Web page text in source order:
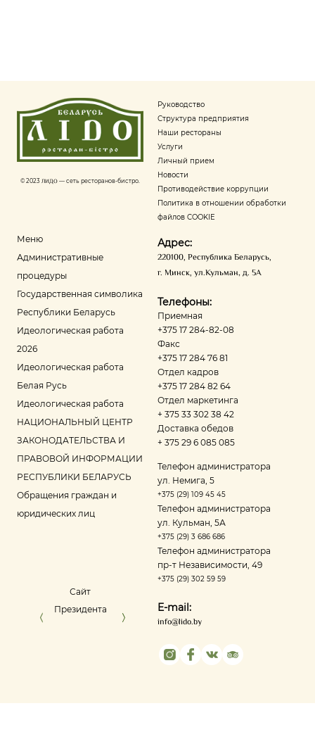
© 2023 ЛИДО — сеть ресторанов-бистро.
Меню
Административные
процедуры
Государственная символика
Республики Беларусь
Идеологическая работа
2026
Идеологическая работа
Белая Русь
Идеологическая работа
НАЦИОНАЛЬНЫЙ ЦЕНТР
ЗАКОНОДАТЕЛЬСТВА И
ПРАВОВОЙ ИНФОРМАЦИИ
РЕСПУБЛИКИ БЕЛАРУСЬ
Обращения граждан и
юридических лиц
Сайт
Президента
Президента
Республики
Руководство
Структура предприятия
Наши рестораны
Услуги
Личный прием
Новости
Противодействие коррупции
Политика в отношении обработки
файлов COOKIE
Адрес:
220100 Республика Беларусь
г. Минск ул.Кульман, д. 5А
Телефоны:
Приемная
+375 17 284-82-08
Факс
+375 17 284 76 81
Отдел кадров
+375 17 284 82 64
Отдел маркетинга
+ 375 33 302 38 42
Доставка обедов
+ 375 29 6 085 085
Телефон администратора
ул. Немига, 5
+375 (29) 109 45 45
Телефон администратора
ул. Кульман, 5А
+375 (29) 3 686 686
Телефон администратора
пр‑т Независимости, 49
+375 (29) 302 59 59
E-mail:
info@lido.by